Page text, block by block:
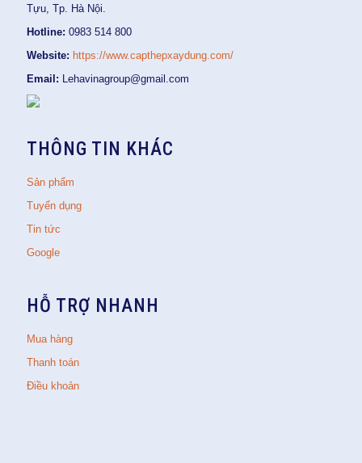
Tựu, Tp. Hà Nội.
Hotline: 0983 514 800
Website: https://www.capthepxaydung.com/
Email: Lehavinagroup@gmail.com
THÔNG TIN KHÁC
Sản phẩm
Tuyển dụng
Tin tức
Google
HỖ TRỢ NHANH
Mua hàng
Thanh toán
Điều khoản